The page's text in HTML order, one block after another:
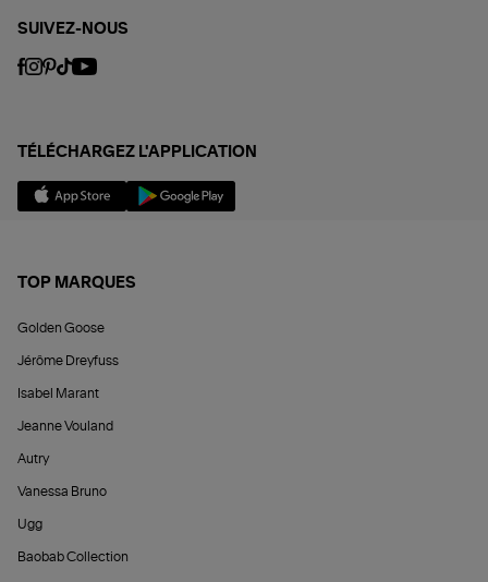
SUIVEZ-NOUS
TÉLÉCHARGEZ L'APPLICATION
TOP MARQUES
Golden Goose
Jérôme Dreyfuss
Isabel Marant
Jeanne Vouland
Autry
Vanessa Bruno
Ugg
Baobab Collection